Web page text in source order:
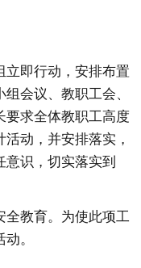
立即行动，安排布置
会议、教职工会、
要求全体教职工高度
动，并安排落实，
识，切实落实到
全教育。为使此项工
。